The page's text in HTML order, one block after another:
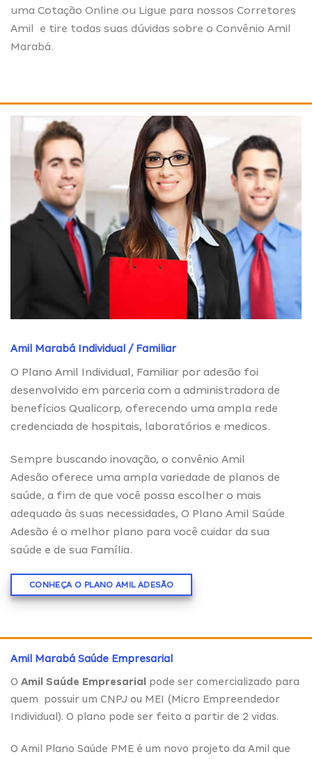
uma Cotação Online ou Ligue para nossos Corretores
Amil
e tire todas suas dúvidas sobre o Convênio Amil
Marabá.
Amil Marabá Individual / Familiar
O Plano Amil Individual, Familiar por adesão foi
desenvolvido em parceria com a administradora de
benefícios Qualicorp, oferecendo uma ampla rede
credenciada de hospitais, laboratórios e medicos.
Sempre buscando inovação, o convênio Amil
Adesão oferece uma ampla variedade de planos de
saúde, a fim de que você possa escolher o mais
adequado às suas necessidades, O Plano Amil Saúde
Adesão é o melhor plano para você cuidar da sua
saúde e de sua Família.
CONHEÇA O PLANO AMIL ADESÃO
Amil Marabá Saúde Empresarial
O Amil Saúde Empresarial
pode ser comercializado para
quem possuir um CNPJ ou MEI (Micro Empreendedor
Individual). O plano pode ser feito a partir de 2 vidas.
O Amil Plano Saúde PME é um novo projeto da Amil que